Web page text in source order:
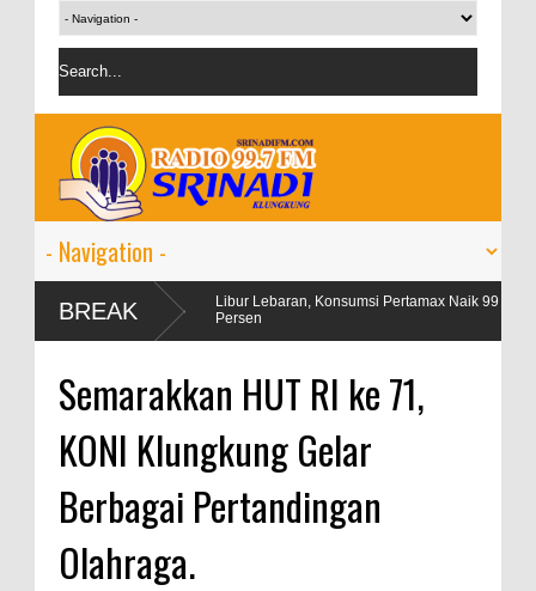
BREAKLibur Lebaran, Konsumsi Pertamax Naik 99
Persen
OJK
Semarakkan HUT RI ke 71,
KONI Klungkung Gelar
Berbagai Pertandingan
Olahraga.